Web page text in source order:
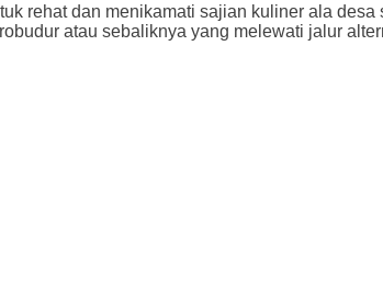
rehat dan menikamati sajian kuliner ala
atau sebaliknya yang melewati jalur